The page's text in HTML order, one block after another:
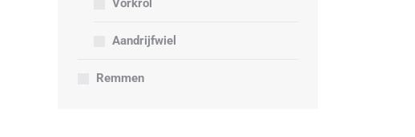
Vorkrol
Aandrijfwiel
Remmen